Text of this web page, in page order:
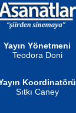
Yayın Yönetmeni
Teodora Doni
Koordinatörü
Sıtkı Caney